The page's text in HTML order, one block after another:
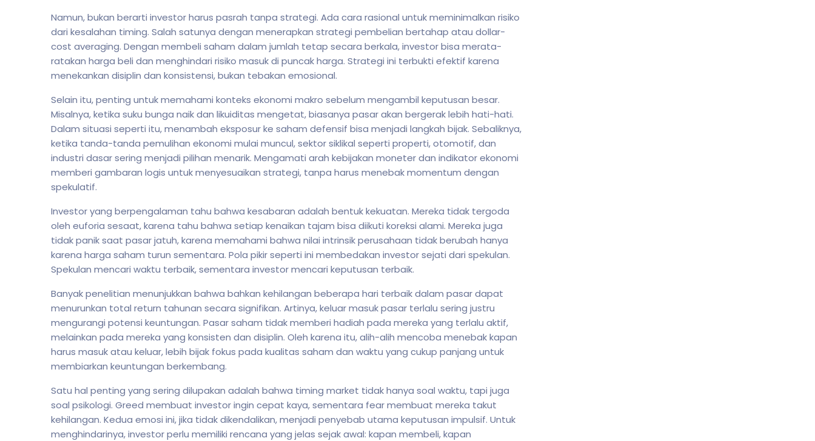
Namun, bukan berarti investor harus pasrah tanpa strategi. Ada cara rasional untuk meminimalkan risiko
dari kesalahan timing. Salah satunya dengan menerapkan strategi pembelian bertahap atau dollar-
cost averaging. Dengan membeli saham dalam jumlah tetap secara berkala, investor bisa merata-
ratakan harga beli dan menghindari risiko masuk di puncak harga. Strategi ini terbukti efektif karena
menekankan disiplin dan konsistensi, bukan tebakan emosional.
Selain itu, penting untuk memahami konteks ekonomi makro sebelum mengambil keputusan besar.
Misalnya, ketika suku bunga naik dan likuiditas mengetat, biasanya pasar akan bergerak lebih hati-hati.
Dalam situasi seperti itu, menambah eksposur ke saham defensif bisa menjadi langkah bijak. Sebaliknya,
ketika tanda-tanda pemulihan ekonomi mulai muncul, sektor siklikal seperti properti, otomotif, dan
industri dasar sering menjadi pilihan menarik. Mengamati arah kebijakan moneter dan indikator ekonomi
memberi gambaran logis untuk menyesuaikan strategi, tanpa harus menebak momentum dengan
spekulatif.
Investor yang berpengalaman tahu bahwa kesabaran adalah bentuk kekuatan. Mereka tidak tergoda
oleh euforia sesaat, karena tahu bahwa setiap kenaikan tajam bisa diikuti koreksi alami. Mereka juga
tidak panik saat pasar jatuh, karena memahami bahwa nilai intrinsik perusahaan tidak berubah hanya
karena harga saham turun sementara. Pola pikir seperti ini membedakan investor sejati dari spekulan.
Spekulan mencari waktu terbaik, sementara investor mencari keputusan terbaik.
Banyak penelitian menunjukkan bahwa bahkan kehilangan beberapa hari terbaik dalam pasar dapat
menurunkan total return tahunan secara signifikan. Artinya, keluar masuk pasar terlalu sering justru
mengurangi potensi keuntungan. Pasar saham tidak memberi hadiah pada mereka yang terlalu aktif,
melainkan pada mereka yang konsisten dan disiplin. Oleh karena itu, alih-alih mencoba menebak kapan
harus masuk atau keluar, lebih bijak fokus pada kualitas saham dan waktu yang cukup panjang untuk
membiarkan keuntungan berkembang.
Satu hal penting yang sering dilupakan adalah bahwa timing market tidak hanya soal waktu, tapi juga
soal psikologi. Greed membuat investor ingin cepat kaya, sementara fear membuat mereka takut
kehilangan. Kedua emosi ini, jika tidak dikendalikan, menjadi penyebab utama keputusan impulsif. Untuk
menghindarinya, investor perlu memiliki rencana yang jelas sejak awal: kapan membeli, kapan